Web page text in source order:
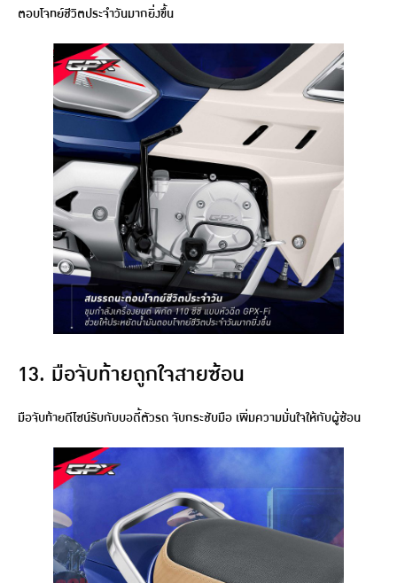
ตอบโจทย์ชีวิตประจำวันมากยิ่งขึ้น
13. มือจับท้ายถูกใจสายซ้อน
มือจับท้ายดีไซน์รับกับบอดี้ตัวรถ จับกระชับมือ เพิ่มความมั่นใจให้กับผู้ซ้อน